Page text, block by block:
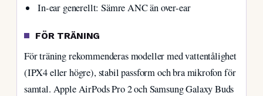
In-ear generellt: Sämre ANC än over-ear
FÖR TRÄNING
För träning rekommenderas modeller med vattentålighet
(IPX4 eller högre), stabil passform och bra mikrofon för
samtal. Apple AirPods Pro 2 och Samsung Galaxy Buds